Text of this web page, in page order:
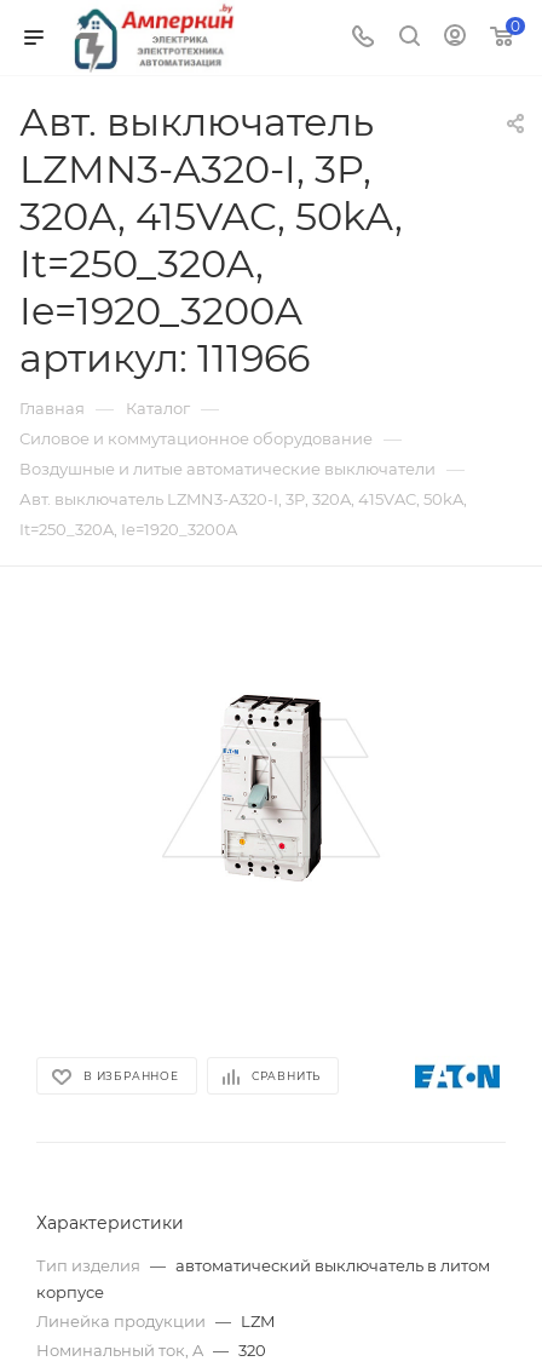
0
Авт. выключатель
LZMN3-A320-I, 3P,
320A, 415VAC, 50kA,
It=250_320A,
Ie=1920_3200A
артикул: 111966
Главная — Каталог —
Силовое и коммутационное оборудование —
Воздушные и литые автоматические выключатели —
Авт. выключатель LZMN3-A320-I, 3P, 320A, 415VAC, 50kA,
It=250_320A, Ie=1920_3200A
В ИЗБРАННОЕ СРАВНИТЬ
Характеристики
Тип изделия — автоматический выключатель в литом
корпусе
Линейка продукции — LZM
Номинальный ток, A — 320